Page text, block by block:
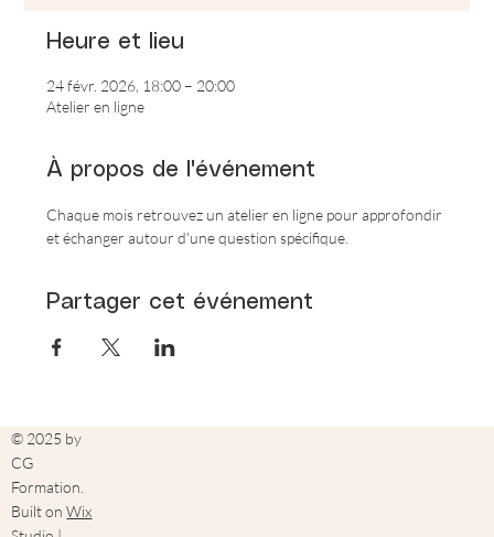
Heure et lieu
24 févr. 2026, 18:00 – 20:00
Atelier en ligne
À propos de l'événement
Chaque mois retrouvez un atelier en ligne pour approfondir
et échanger autour d'une question spécifique.
Partager cet événement
© 2025 by
CG
Formation.
Built onWix